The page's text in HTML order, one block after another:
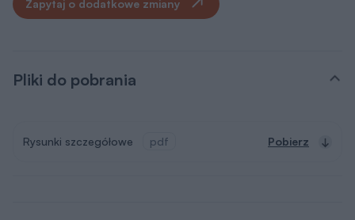
Zapytaj o dodatkowe zmiany
Pliki do pobrania
Rysunki szczegółowe pdf Pobierz